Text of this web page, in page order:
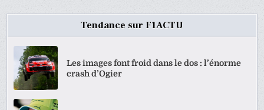
Tendance sur F1ACTU
Les images font froid dans le dos : l’énorme
crash d’Ogier